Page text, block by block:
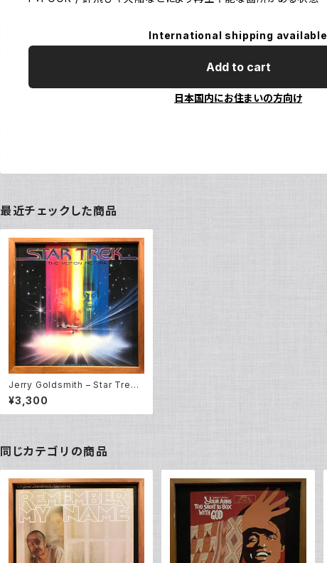
International shipping available
Add to cart
日本国内にお住まいの方向け
最近チェックした商品
Jerry Goldsmith – Star Trek
(OST) (LP)
¥3,300
同じカテゴリの商品